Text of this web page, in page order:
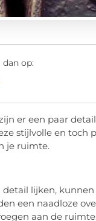
op:
er een paar
stijlvolle en toch
je ruimte.
lijken,
een naadloze
aan de